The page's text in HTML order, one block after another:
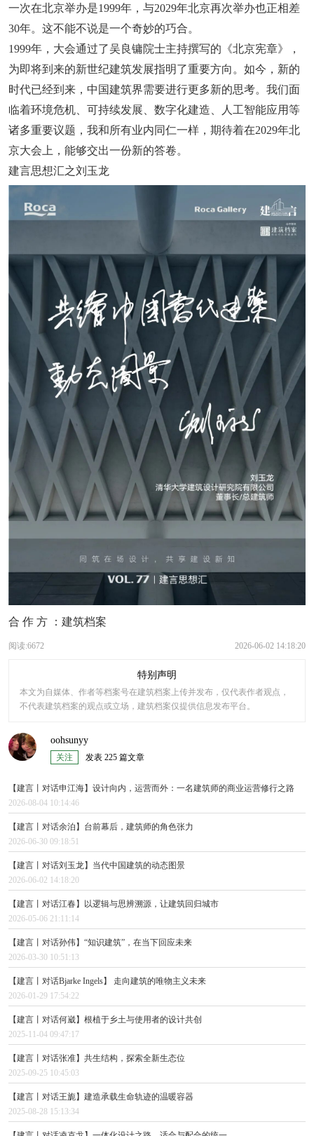
一次在北京举办是1999年，与2029年北京再次举办也正相差
30年。这不能不说是一个奇妙的巧合。
1999年，大会通过了吴良镛院士主持撰写的《北京宪章》，
为即将到来的新世纪建筑发展指明了重要方向。如今，新的
时代已经到来，中国建筑界需要进行更多新的思考。我们面
临着环境危机、可持续发展、数字化建造、人工智能应用等
诸多重要议题，我和所有业内同仁一样，期待着在2029年北
京大会上，能够交出一份新的答卷。
建言思想汇之刘玉龙
合 作 方 ：建筑档案
阅读:6672 2026-06-02 14:18:20
特别声明
本文为自媒体、作者等档案号在建筑档案上传并发布，仅代表作者观点，
不代表建筑档案的观点或立场，建筑档案仅提供信息发布平台。
oohsunyy
关注 发表 225 篇文章
【建言丨对话申江海】设计向内，运营而外：一名建筑师的商业运营修行之路
2026-08-04 10:14:46
【建言丨对话余泊】台前幕后，建筑师的角色张力
2026-06-30 09:18:51
【建言丨对话刘玉龙】当代中国建筑的动态图景
2026-06-02 14:18:20
【建言丨对话江春】以逻辑与思辨溯源，让建筑回归城市
2026-05-06 21:11:14
【建言丨对话孙伟】“知识建筑”，在当下回应未来
2026-03-30 10:51:13
【建言丨对话Bjarke Ingels】 走向建筑的唯物主义未来
2026-01-29 17:54:22
【建言丨对话何崴】根植于乡土与使用者的设计共创
2025-11-04 09:47:17
【建言丨对话张准】共生结构，探索全新生态位
2025-09-25 10:45:03
【建言丨对话王旎】建造承载生命轨迹的温暖容器
2025-08-28 15:13:34